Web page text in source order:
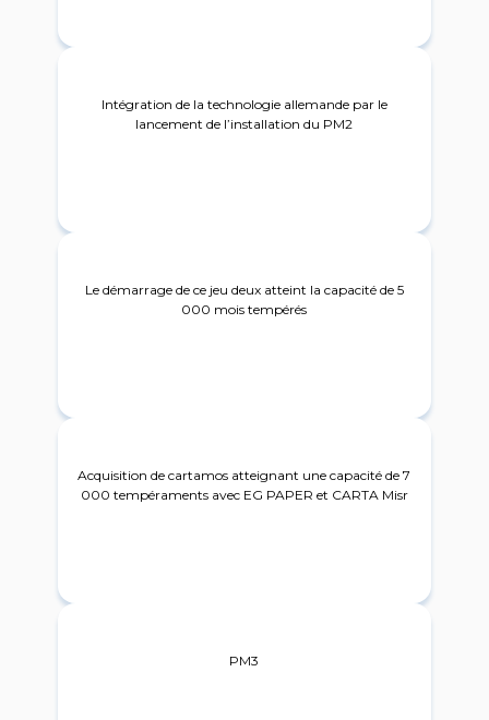
Intégration de la technologie allemande par le
lancement de l’installation du PM2
Le démarrage de ce jeu deux atteint la capacité de 5
000 mois tempérés
Acquisition de cartamos atteignant une capacité de 7
000 tempéraments avec EG PAPER et CARTA Misr
PM3